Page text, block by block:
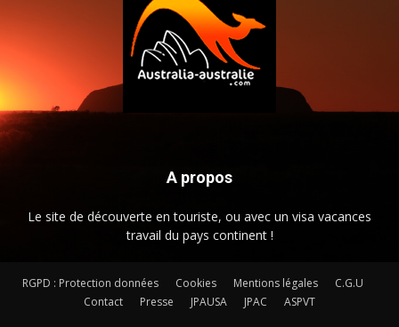
A propos
Le site de découverte en touriste, ou avec un visa vacances
travail du pays continent !
RGPD : Protection données Cookies Mentions légales
C.G.U
Contact
Presse JPAUSA JPAC ASPVT